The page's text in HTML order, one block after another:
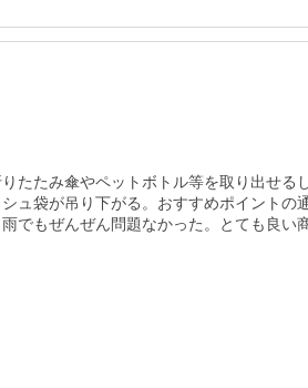
たたみ傘やペットボトル等を取り出せ
ュ袋が吊り下がる。おすすめポイント
でもぜんぜん問題なかった。とても良い